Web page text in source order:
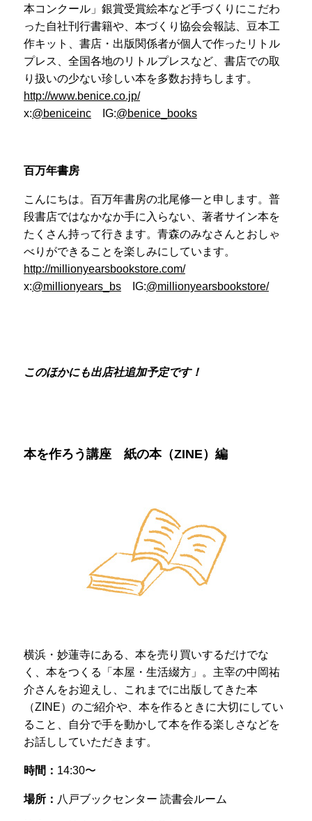
本コンクール」銀賞受賞絵本など手づくりにこだわ
った自社刊行書籍や、本づくり協会会報誌、豆本工
作キット、書店・出版関係者が個人で作ったリトル
プレス、全国各地のリトルプレスなど、書店での取
り扱いの少ない珍しい本を多数お持ちします。
http://www.benice.co.jp/
x:@beniceincIG:@benice_books
百万年書房
こんにちは。百万年書房の北尾修一と申します。普
段書店ではなかなか手に入らない、著者サイン本を
たくさん持って行きます。青森のみなさんとおしゃ
べりができることを楽しみにしています。
http://millionyearsbookstore.com/
x:@millionyears_bsIG:@millionyearsbookstore/
このほかにも出店社追加予定です！
本を作ろう講座 紙の本（ZINE）編
横浜・妙蓮寺にある、本を売り買いするだけでな
く、本をつくる「本屋・生活綴方」。主宰の中岡祐
介さんをお迎えし、これまでに出版してきた本
（ZINE）のご紹介や、本を作るときに大切にしてい
ること、自分で手を動かして本を作る楽しさなどを
お話ししていただきます。
時間： 14:30〜
場所： 八戸ブックセンター 読書会ルーム